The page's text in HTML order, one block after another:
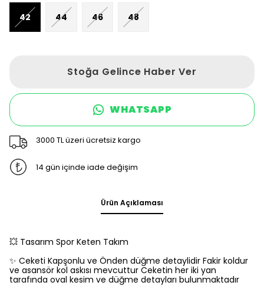
42 44 46 48
Stoğa Gelince Haber Ver
WHATSAPP
3000 TL üzeri ücretsiz kargo
14 gün içinde iade değişim
Ürün Açıklaması
💥 Tasarım Spor Keten Takım
✨️ Ceketi Kapşonlu ve Önden düğme detaylidir Fakir koldur
ve asansör kol askısı mevcuttur Ceketin her iki yan
tarafında oval kesim ve düğme detayları bulunmaktadır